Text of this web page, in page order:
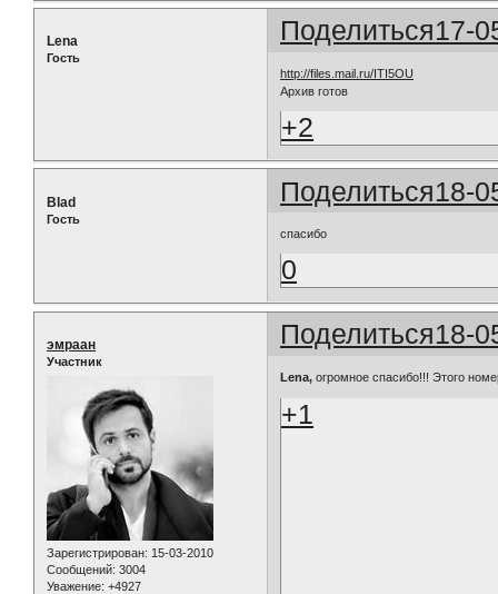
Поделиться17-
Lena
Гость
http://files.mail.ru/ITI5OU
Архив готов
+2
Поделиться18-
Blad
Гость
спасибо
0
Поделиться18-
эмраан
Участник
Зарегистрирован: 15-03-2010
Сообщений: 3004
Уважение: +4927
Lena,огромное спасибо!!! Этого
+1